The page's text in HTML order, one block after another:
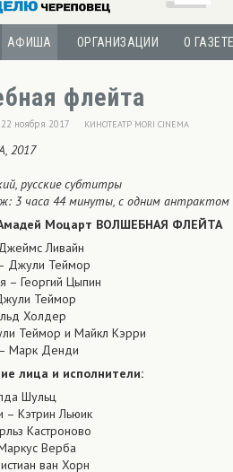
АФИША ОРГАНИЗАЦИИ О ГАЗЕТЕ
флейта
ноября 2017 КИНОТЕАТР MORI CINEMA
2017
русские субтитры
3 часа 44 минуты, с одним антрактом
Амадей Моцарт ВОЛШЕБНАЯ ФЛЕЙТА
Ливайн
Джули Теймор
– Георгий Цыпин
Теймор
Холдер
Теймор и Майкл Кэрри
Марк Денди
лица и исполнители:
Шульц
– Кэтрин Льюик
Кастроново
Вербa
ван Хорн